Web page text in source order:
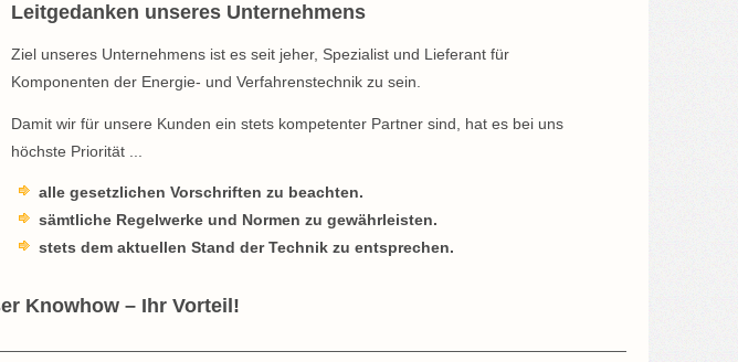
Leitgedanken unseres Unternehmens
Ziel unseres Unternehmens ist es seit jeher, Spezialist und Lieferant für
Komponenten der Energie- und Verfahrenstechnik zu sein.
Damit wir für unsere Kunden ein stets kompetenter Partner sind, hat es bei uns
höchste Priorität ...
alle gesetzlichen Vorschriften zu beachten.
sämtliche Regelwerke und Normen zu gewährleisten.
stets dem aktuellen Stand der Technik zu entsprechen.
Knowhow – Ihr Vorteil!